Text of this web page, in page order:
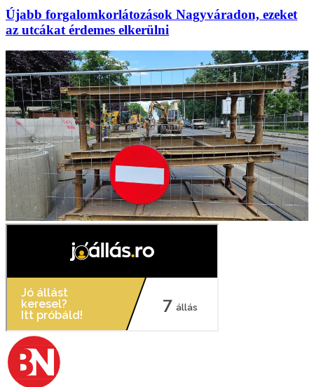
Újabb forgalomkorlátozások Nagyváradon, ezeket
az utcákat érdemes elkerülni